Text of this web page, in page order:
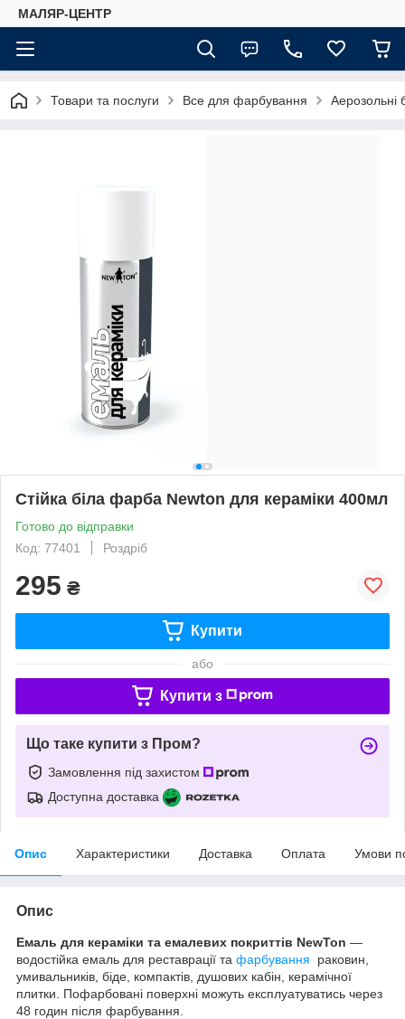
МАЛЯР-ЦЕНТР
Товари та послуги Все для фарбування Аерозольні
Стійка біла фарба Newton для кераміки 400мл
Готово до відправки
Код: 77401
Роздріб
295 ₴
Купити
або
Купити з
Що таке купити з Пром?
Замовлення під захистом
Доступна доставка
Опис Характеристики Доставка Оплата Умови
Опис
Емаль для кераміки та емалевих покриттів NewTon —
водостійка емаль для реставрації та фарбування раковин,
умивальників, біде, компактів, душових кабін, керамічної
плитки. Пофарбовані поверхні можуть експлуатуватись через
48 годин після фарбування.